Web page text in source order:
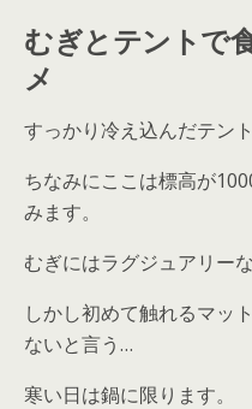
むぎとテントで
メ
すっかり冷え込んだテン
ちなみにここは標高が
みます。
むぎにはラグジュアリー
しかし初めて触れるマッ
ないと言う…
寒い日は鍋に限ります。